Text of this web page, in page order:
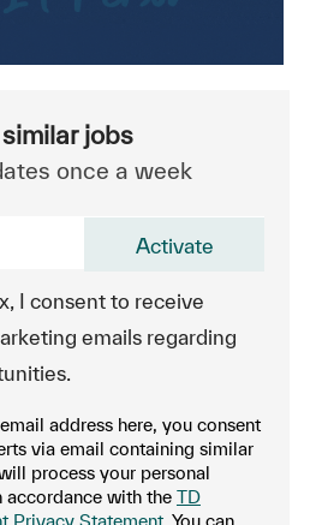
jobs
once a week
I consent to receive
emails regarding
address here, you consent
via email containing similar
process your personal
with the TD
Privacy Statement. You can
Activate